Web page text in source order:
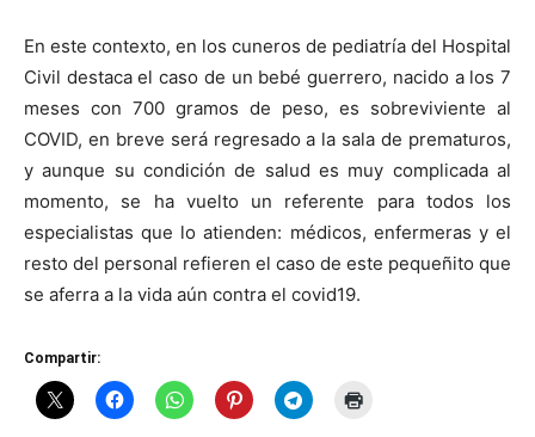
En este contexto, en los cuneros de pediatría del Hospital
Civil destaca el caso de un bebé guerrero, nacido a los 7
meses con 700 gramos de peso, es sobreviviente al
COVID, en breve será regresado a la sala de prematuros,
y aunque su condición de salud es muy complicada al
momento, se ha vuelto un referente para todos los
especialistas que lo atienden: médicos, enfermeras y el
resto del personal refieren el caso de este pequeñito que
se aferra a la vida aún contra el covid19.
Compartir: